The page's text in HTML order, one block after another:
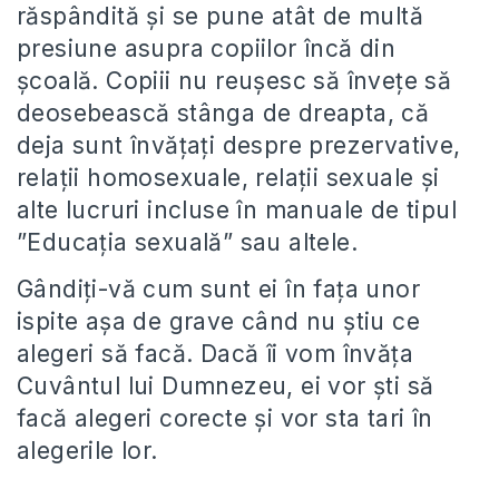
răspândită și se pune atât de multă
presiune asupra copiilor încă din
școală. Copiii nu reușesc să învețe să
deosebească stânga de dreapta, că
deja sunt învățați despre prezervative,
relații homosexuale, relații sexuale și
alte lucruri incluse în manuale de tipul
”Educația sexuală” sau altele.
Gândiți-vă cum sunt ei în fața unor
ispite așa de grave când nu știu ce
alegeri să facă. Dacă îi vom învăța
Cuvântul lui Dumnezeu, ei vor ști să
facă alegeri corecte și vor sta tari în
alegerile lor.